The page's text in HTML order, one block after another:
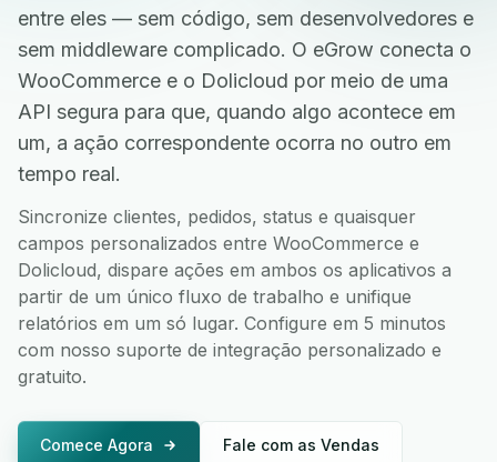
entre eles — sem código, sem desenvolvedores e
sem middleware complicado. O eGrow conecta o
WooCommerce e o Dolicloud por meio de uma
API segura para que, quando algo acontece em
um, a ação correspondente ocorra no outro em
tempo real.
Sincronize clientes, pedidos, status e quaisquer
campos personalizados entre WooCommerce e
Dolicloud, dispare ações em ambos os aplicativos a
partir de um único fluxo de trabalho e unifique
relatórios em um só lugar. Configure em 5 minutos
com nosso suporte de integração personalizado e
gratuito.
Comece Agora Fale com as Vendas